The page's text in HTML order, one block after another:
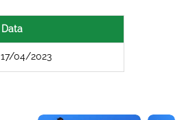
Data
17/04/2023